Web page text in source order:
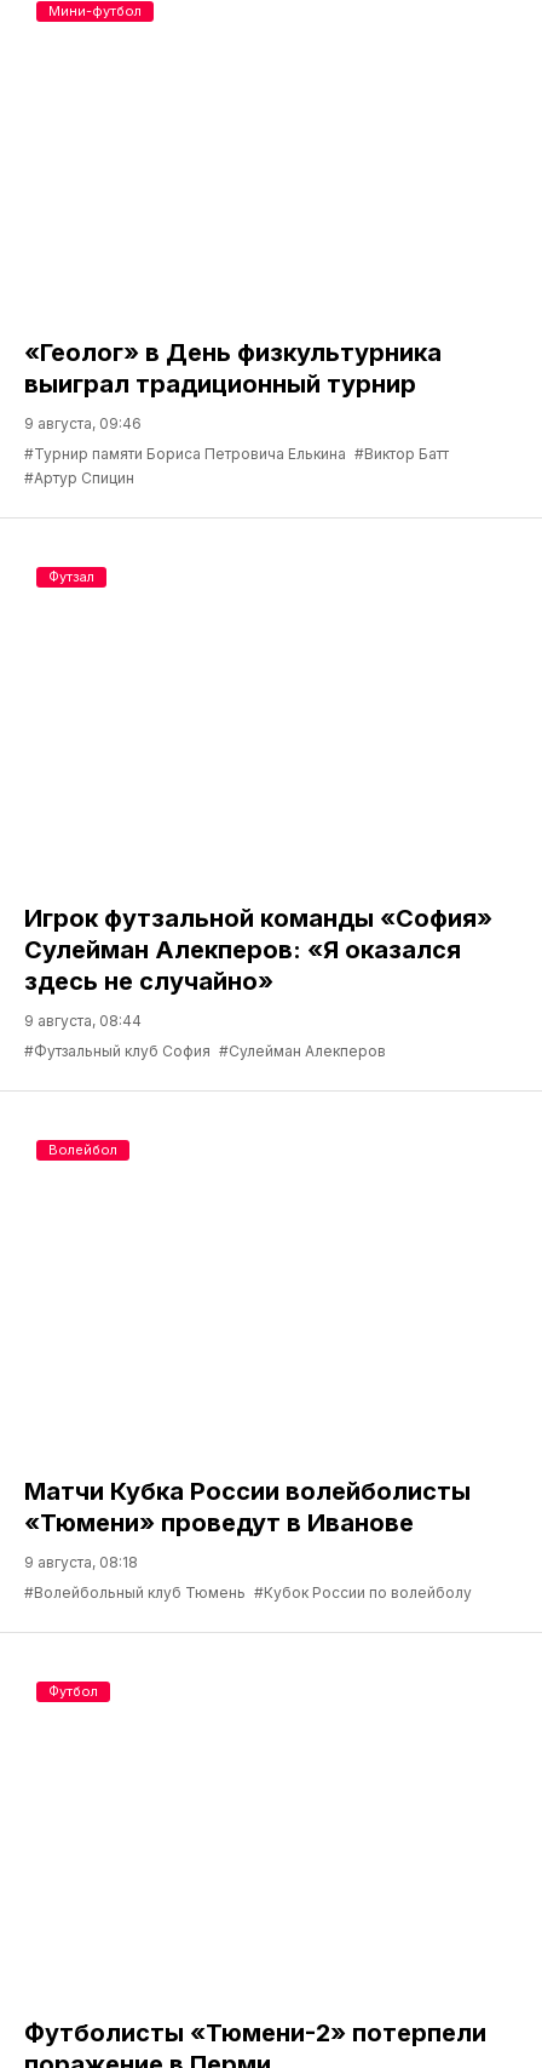
«Геолог» в День физкультурника
выиграл традиционный турнир
9 августа, 09:46
#Турнир памяти Бориса Петровича Елькина #Виктор Батт
#Артур Спицин
Мини-футбол
Игрок футзальной команды «София»
Сулейман Алекперов: «Я оказался
здесь не случайно»
9 августа, 08:44
#Футзальный клуб София #Сулейман Алекперов
Футзал
Матчи Кубка России волейболисты
«Тюмени» проведут в Иванове
9 августа, 08:18
#Волейбольный клуб Тюмень #Кубок России по волейболу
Волейбол
Футболисты «Тюмени-2» потерпели
Футбол